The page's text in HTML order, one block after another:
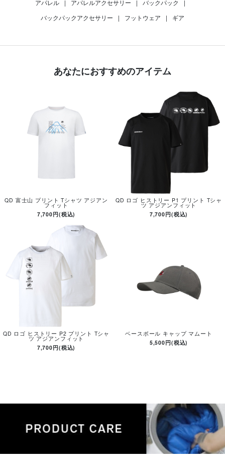
アパレル | アパレルアクセサリー | バックパック
|
バックパックアクセサリー
| フットウェア | ギア
あなたにおすすめのアイテム
QD 富士山 プリント Tシャツ アジアン
フィット
7,700円(税込)
QD ロゴ ヒストリー P1 プリント Tシャ
ツ アジアンフィット
7,700円(税込)
QD ロゴ ヒストリー P2 プリント Tシャ
ツ アジアンフィット
7,700円(税込)
ベースボール キャップ マムート
5,500円(税込)